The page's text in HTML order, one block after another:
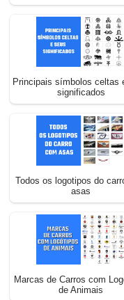
Principais símbolos celtas
significados
Todos os logotipos do
asas
Marcas de Carros com
de Animais